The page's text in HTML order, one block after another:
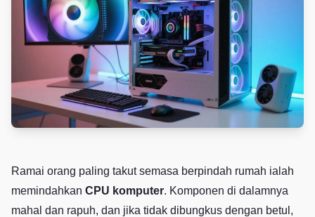
Ramai orang paling takut semasa berpindah rumah ialah
memindahkan CPU komputer. Komponen di dalamnya
mahal dan rapuh, dan jika tidak dibungkus dengan betul,